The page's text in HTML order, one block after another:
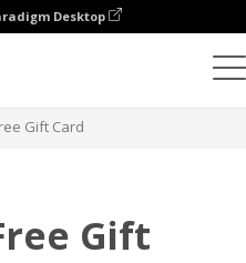
Desktop
Gift Card
Gift